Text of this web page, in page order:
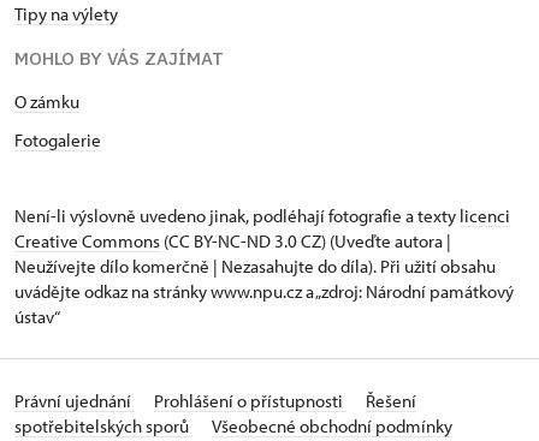
Tipy na výlety
MOHLO BY VÁS ZAJÍMAT
O zámku
Fotogalerie
Není-li výslovně uvedeno jinak, podléhají fotografie a texty licenci
Creative Commons (CC BY-NC-ND 3.0 CZ) (Uveďte autora |
Neužívejte dílo komerčně | Nezasahujte do díla). Při užití obsahu
uvádějte odkaz na stránky www.npu.cz a „zdroj: Národní památkový
ústav“
Právní ujednání Prohlášení o přístupnosti
Řešení
spotřebitelských sporů
Všeobecné obchodní podmínky